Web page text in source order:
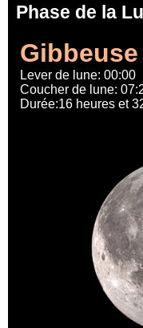
Phase de la
Lever de lune: 00:00
Coucher de lune:
Durée:16 heures et